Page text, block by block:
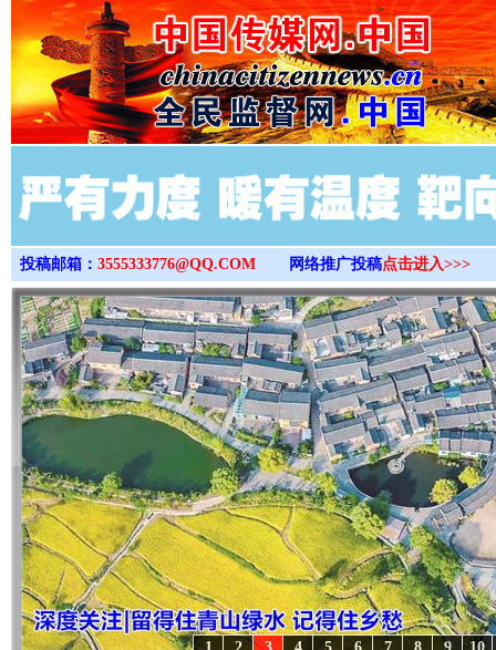
>
投稿邮箱： 3555333776@QQ.COM 网络推广投稿点击进入>>>